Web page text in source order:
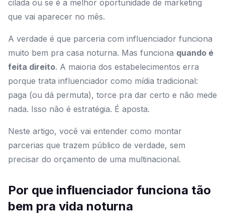
cilada ou se é a melhor oportunidade de marketing
que vai aparecer no mês.
A verdade é que parceria com influenciador funciona
muito bem pra casa noturna. Mas funciona quando é
feita direito. A maioria dos estabelecimentos erra
porque trata influenciador como mídia tradicional:
paga (ou dá permuta), torce pra dar certo e não mede
nada. Isso não é estratégia. É aposta.
Neste artigo, você vai entender como montar
parcerias que trazem público de verdade, sem
precisar do orçamento de uma multinacional.
Por que influenciador funciona tão
bem pra vida noturna